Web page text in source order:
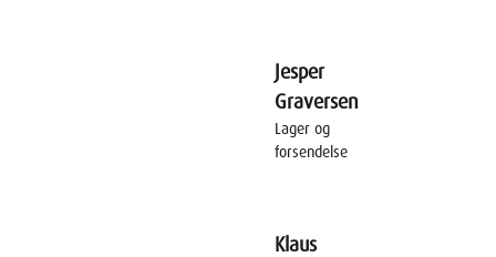
Jesper
Graversen
Lager og
forsendelse
Klaus